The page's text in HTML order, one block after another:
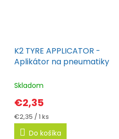
K2 TYRE APPLICATOR -
Aplikátor na pneumatiky
Skladom
€2,35
Jednotková
cena:
€2,35 / 1 ks
Do košíka